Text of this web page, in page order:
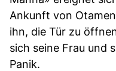
Ankunft von
ihn, die Tür zu
sich seine Frau und
Panik.